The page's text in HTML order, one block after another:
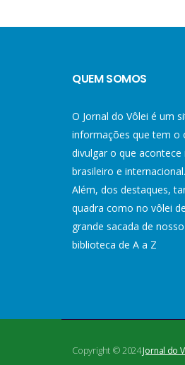
QUEM SOMOS
O Jornal do Vôlei é um
informações que tem o
divulgar o que acontece
brasileiro e internacional.
Além, dos destaques,
quadra como no vôlei
grande sacada de
biblioteca de A a Z
Copyright © 2024Jornal do